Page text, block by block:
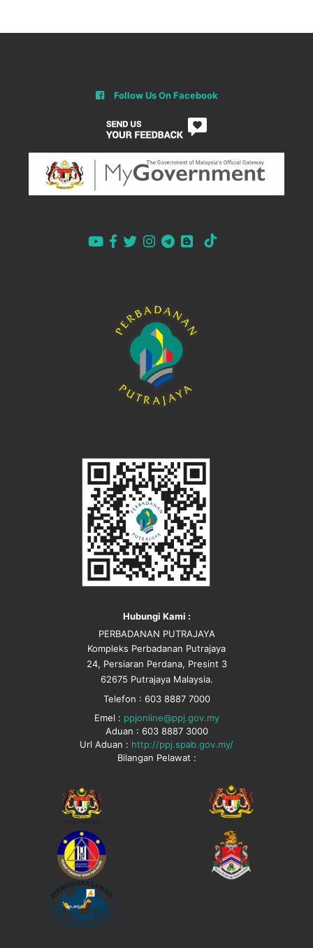
Follow Us On Facebook
Hubungi Kami :
PERBADANAN PUTRAJAYA
Kompleks Perbadanan Putrajaya
24, Persiaran Perdana, Presint 3
62675 Putrajaya Malaysia.
Telefon : 603 8887 7000
Emel : ppjonline@ppj.gov.my
Aduan : 603 8887 3000
Url Aduan : http://ppj.spab.gov.my/
Bilangan Pelawat :